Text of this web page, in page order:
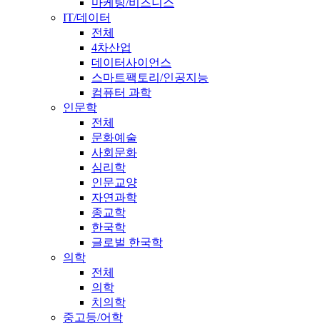
마케팅/비즈니스
IT/데이터
전체
4차산업
데이터사이언스
스마트팩토리/인공지능
컴퓨터 과학
인문학
전체
문화예술
사회문화
심리학
인문교양
자연과학
종교학
한국학
글로벌 한국학
의학
전체
의학
치의학
중고등/어학